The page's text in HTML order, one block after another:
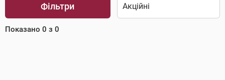
Фільтри
Показано 0 з 0